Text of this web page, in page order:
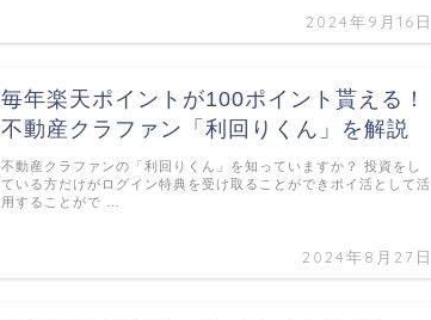
2024年9月16日
毎年楽天ポイントが100ポイント貰える！
不動産クラファン「利回りくん」を解説
2024年8月27日
不動産クラファンの「利回りくん」を知っていますか？ 投資をし
ている方だけがログイン特典を受け取ることができポイ活として活
用することがで …